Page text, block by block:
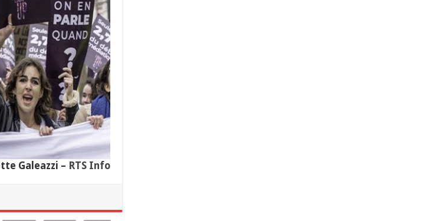
Galeazzi – RTS Info